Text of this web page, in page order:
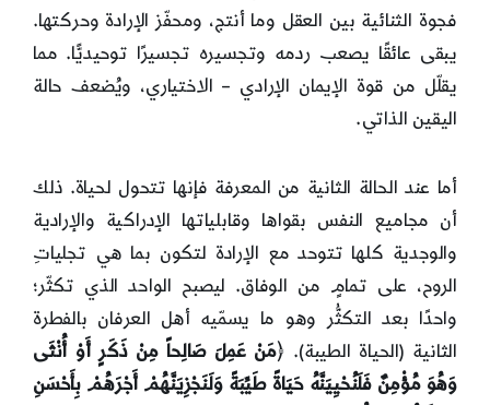
فجوة الثنائية بين العقل وما أنتج، ومحفّز الإرادة وحركتها.
يبقى عائقًا يصعب ردمه وتجسيره تجسيرًا توحيديًّا. مما
يقلّل من قوة الإيمان الإرادي – الاختياري، ويُضعف حالة
اليقين الذاتي.
أما عند الحالة الثانية من المعرفة فإنها تتحول لحياة. ذلك
أن مجاميع النفس بقواها وقابلياتها الإدراكية والإرادية
والوجدية كلها تتوحد مع الإرادة لتكون بما هي تجلياتِ
الروح، على تمامٍ من الوفاق. ليصبح الواحد الذي تكثّر؛
واحدًا بعد التكثُّر وهو ما يسمّيه أهل العرفان بالفطرة
الثانية (الحياة الطيبة). ﴿مَنْ عَمِلَ صَالِحاً مِنْ ذَكَرٍ أَوْ أُنْثَى
وَهُوَ مُؤْمِنٌ فَلَنُحْيِيَنَّهُ حَيَاةً طَيِّبَةً وَلَنَجْزِيَنَّهُمْ أَجْرَهُمْ بِأَحْسَنِ